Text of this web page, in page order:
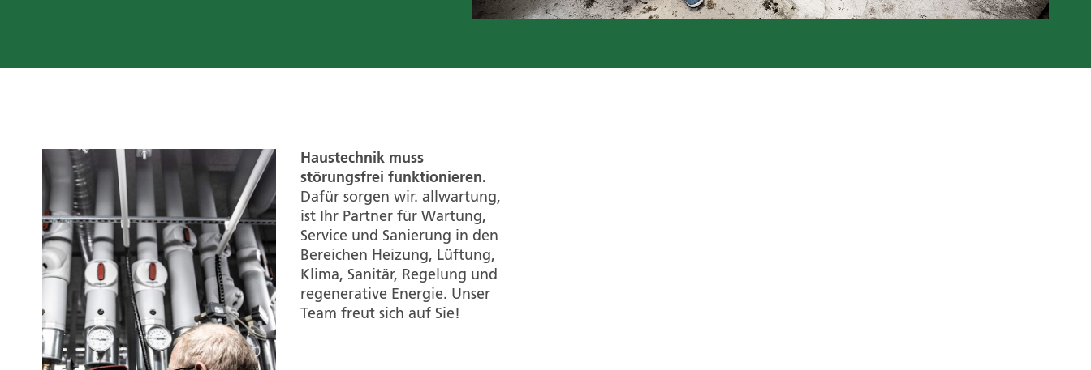
Haustechnik muss
störungsfrei funktionieren.
Dafür sorgen wir. allwartung,
ist Ihr Partner für Wartung,
Service und Sanierung in den
Bereichen Heizung, Lüftung,
Klima, Sanitär, Regelung und
regenerative Energie. Unser
Team freut sich auf Sie!